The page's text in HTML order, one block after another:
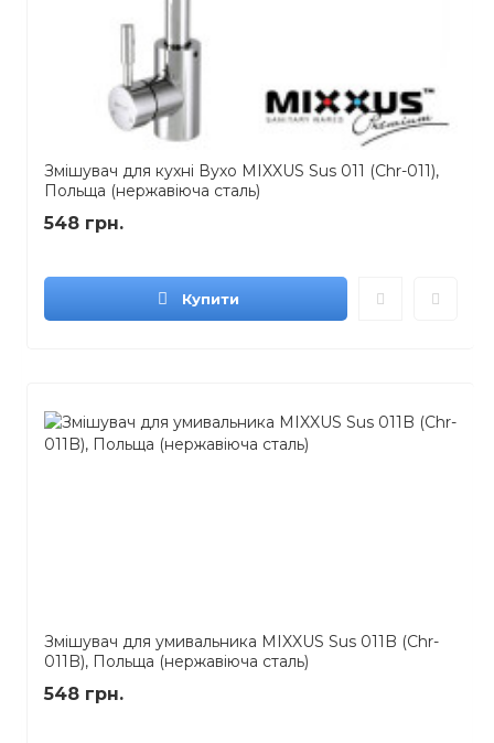
Змішувач для кухні Вухо MIXXUS Sus 011 (Chr-011),
Польща (нержавіюча сталь)
548 грн.
Купити
Змішувач для умивальника MIXXUS Sus 011B (Chr-
011B), Польща (нержавіюча сталь)
548 грн.